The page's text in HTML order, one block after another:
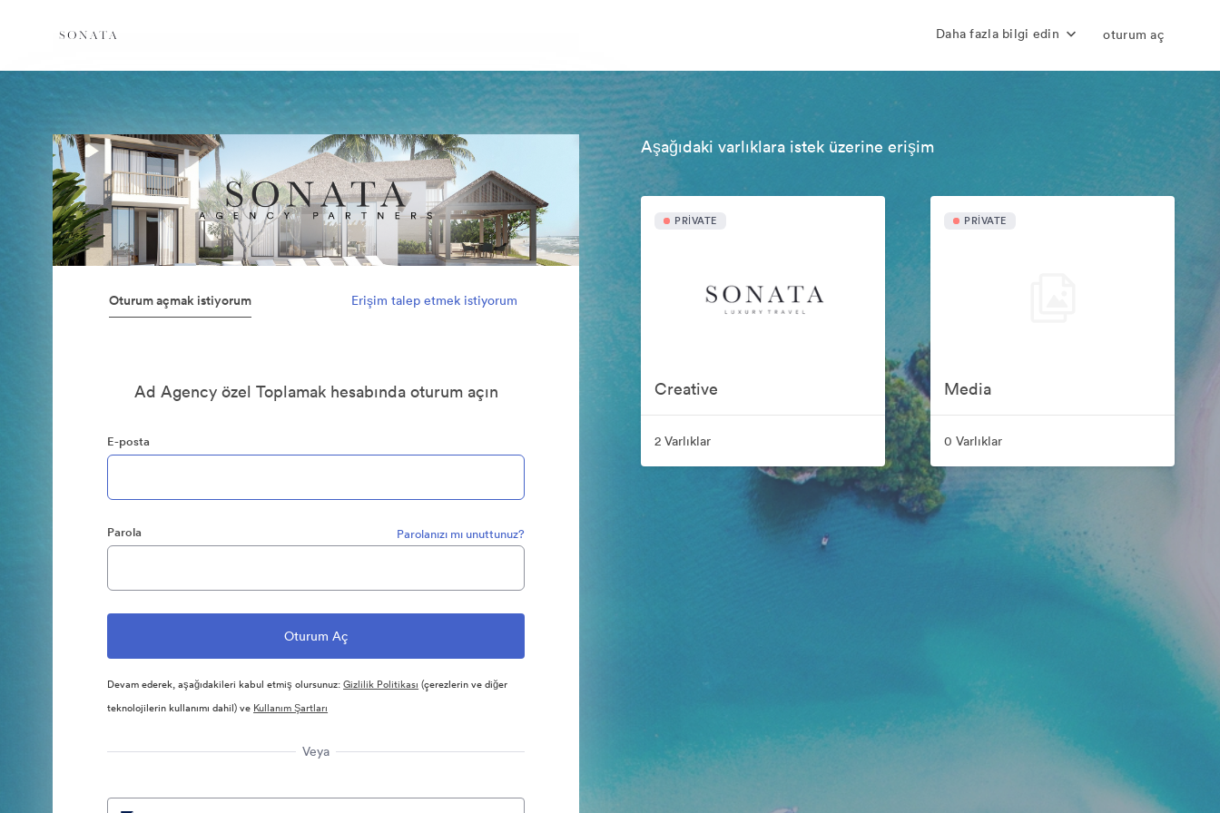
Daha fazla bilgi edin oturum aç
Oturum açmak istiyorum Erişim talep etmek istiyorum
Ad Agency özel Toplamak hesabında oturum açın
E-posta
Parola Parolanızı mı unuttunuz?
Devam ederek, aşağıdakileri kabul etmiş olursunuz:Gizlilik Politikası (çerezlerin ve diğer
teknolojilerin kullanımı dahil) ve Kullanım Şartları
Veya
Aşağıdaki varlıklara istek üzerine erişim
PRIVATE
Creative
2 Varlıklar
PRIVATE
Media
0 Varlıklar